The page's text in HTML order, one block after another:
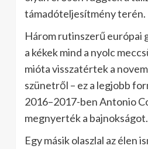
támadóteljesítmény terén.
Három rutinszerű európai
a kékek mind a nyolc
mióta visszatértek a
szünetről – ez a legjobb
2016–2017-ben Antonio
megnyerték a bajnokságot.
Egy másik olaszlal az élen